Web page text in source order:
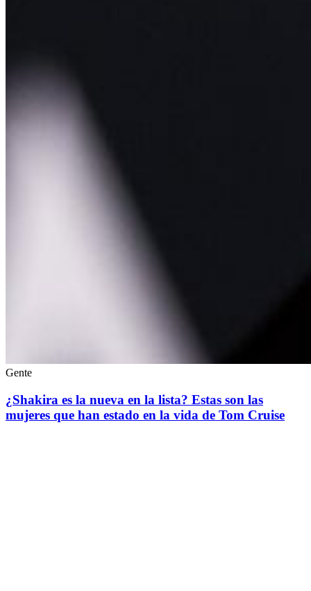
Gente
¿Shakira es la nueva en la lista? Estas son las
mujeres que han estado en la vida de Tom Cruise